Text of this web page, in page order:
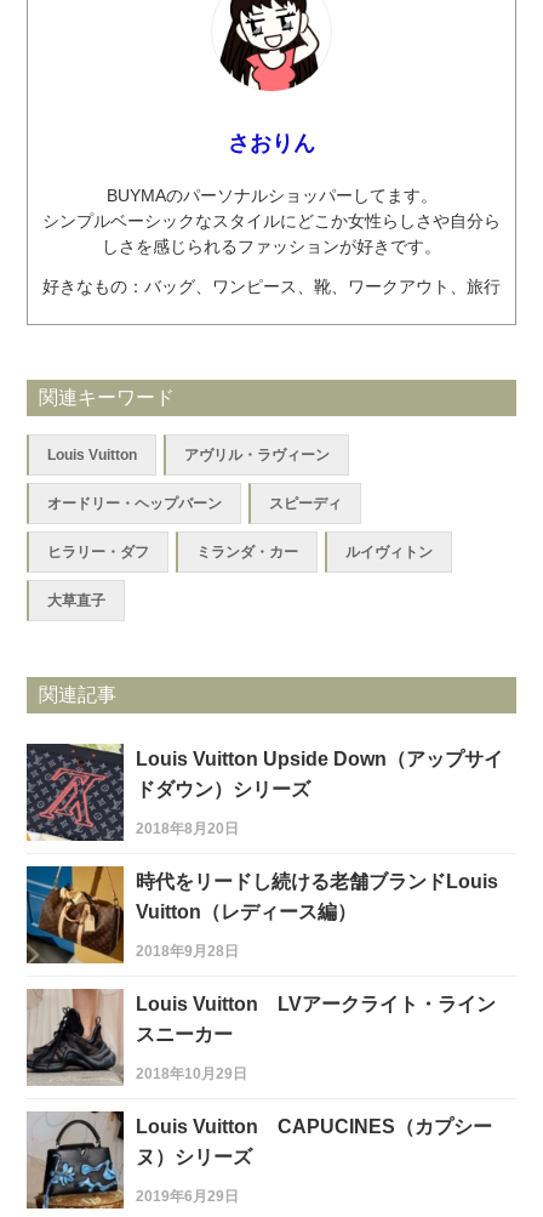
さおりん
BUYMAのパーソナルショッパーしてます。
シンプルベーシックなスタイルにどこか女性らしさや自分ら
しさを感じられるファッションが好きです。
好きなもの：バッグ、ワンピース、靴、ワークアウト、旅行
関連キーワード
Louis Vuitton アヴリル・ラヴィーン
オードリー・ヘップバーン スピーディ
ヒラリー・ダフ ミランダ・カー ルイヴィトン
大草直子
関連記事
Louis Vuitton Upside Down（アップサイ
ドダウン）シリーズ
2018年8月20日
時代をリードし続ける老舗ブランドLouis
Vuitton（レディース編）
2018年9月28日
Louis Vuitton LVアークライト・ライン
スニーカー
2018年10月29日
Louis Vuitton CAPUCINES（カプシー
ヌ）シリーズ
2019年6月29日